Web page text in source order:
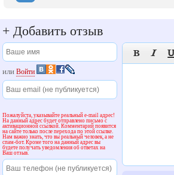
+Добавить отзыв
или Войти
Пожалуйста, указывайте реальный e-mail адрес!
На данный адрес будет отправлено письмо с
активационной ссылкой. Комментарий появится
на сайте только после перехода по этой ссылке.
Нам важно знать, что вы реальный человек, а не
спам-бот. Кроме того на данный адрес вы
будете получать уведомления об ответах на
Ваш отзыв.
 